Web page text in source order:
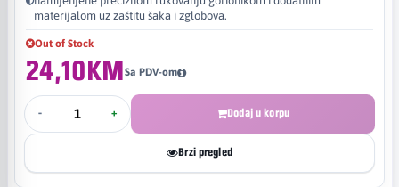
materijalom uz zaštitu šaka i zglobova.
Out of Stock
24,10KMSa PDV-om
- + Dodaj u korpu
Brzi pregled